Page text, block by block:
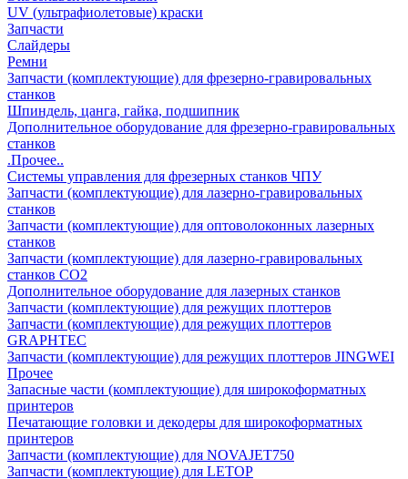
UV (ультрафиолетовые) краски
Запчасти
Слайдеры
Ремни
Запчасти (комплектующие) для фрезерно-гравировальных
станков
Шпиндель, цанга, гайка, подшипник
Дополнительное оборудование для фрезерно-гравировальных
станков
.Прочее..
Системы управления для фрезерных станков ЧПУ
Запчасти (комплектующие) для лазерно-гравировальных
станков
Запчасти (комплектующие) для оптоволоконных лазерных
станков
Запчасти (комплектующие) для лазерно-гравировальных
станков CO2
Дополнительное оборудование для лазерных станков
Запчасти (комплектующие) для режущих плоттеров
Запчасти (комплектующие) для режущих плоттеров
GRAPHTEC
Запчасти (комплектующие) для режущих плоттеров JINGWEI
Прочее
Запасные части (комплектующие) для широкоформатных
принтеров
Печатающие головки и декодеры для широкоформатных
принтеров
Запчасти (комплектующие) для NOVAJET750
Запчасти (комплектующие) для LETOP